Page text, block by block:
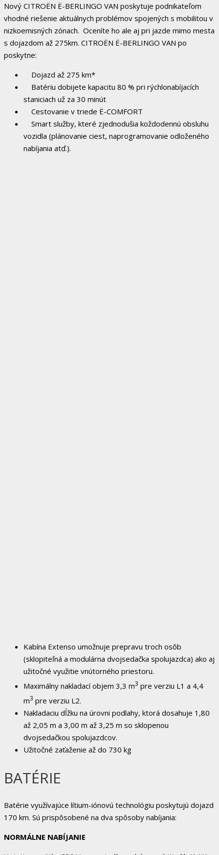
Nový CITROËN Ë-BERLINGO VAN poskytuje podnikateľom
vhodné riešenie aktuálnych problémov spojených s mobilitou v
nizkoemisných zónach. Oceníte ho ale aj pri jazde mimo mesta
s dojazdom až 275km. CITROËN Ë-BERLINGO VAN po
poskytne:
Dojazd až 275 km*
Batériu dobijete kapacitu 80 % pri rýchlonabíjacích
staniciach už za 30 minút
Cestovanie v triede Ë-COMFORT
Smart služby, které zjednodušia koždodennú obsluhu
vozidla (plánovanie ciest, naprogramovanie odloženého
nabíjania atď.).
Kabína Extenso umožnuje prepravu troch osôb
(sklopiteľná a modulárna dvojsedačka spolujazdca) ako aj
užitočné využitie vnútorného priestoru.
Maximálny nakladací objem 3,3 m3 pre verziu L1 a 4,4
m3 pre verziu L2.
Nakladaciu dĺžku na úrovni podlahy, ktorá dosahuje 1,80
až 2,05 m a 3,00 m až 3,25 m so sklopenou
dvojsedačkou spolujazdcov.
Užitočné zaťaženie až do 730 kg
BATÉRIE
Batérie využívajúce lítium-iónovú technológiu poskytujú dojazd
170 km. Sú prispôsobené na dva spôsoby nabíjania:
NORMÁLNE NABÍJANIE